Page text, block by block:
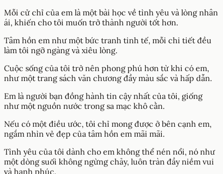
Mỗi cử chỉ của em là một bài học về tình yêu và lòng nhân
ái, khiến cho tôi muốn trở thành người tốt hơn.
Tâm hồn em như một bức tranh tinh tế, mỗi chi tiết đều
làm tôi ngỡ ngàng và xiêu lòng.
Cuộc sống của tôi trở nên phong phú hơn từ khi có em,
như một trang sách văn chương đầy màu sắc và hấp dẫn.
Em là người bạn đồng hành tin cậy nhất của tôi, giống
như một nguồn nước trong sa mạc khô cằn.
Nếu có một điều ước, tôi chỉ mong được ở bên cạnh em,
ngắm nhìn vẻ đẹp của tâm hồn em mãi mãi.
Tình yêu của tôi dành cho em không thể nén nổi, nó như
một dòng suối không ngừng chảy, luôn tràn đầy niềm vui
và hạnh phúc.